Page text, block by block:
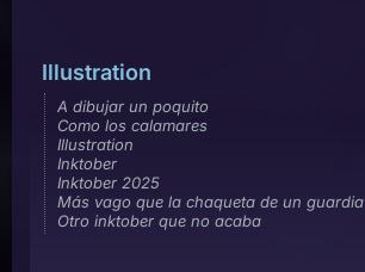
Illustration
A dibujar un poquito
Como los calamares
Illustration
Inktober
Inktober 2025
Más vago que la chaqueta de un guardia
Otro inktober que no acaba